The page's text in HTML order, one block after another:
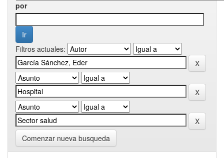
por
Filtros actuales:
Comenzar nueva busqueda